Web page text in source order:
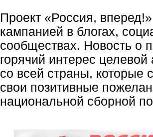
Проект «Россия,
кампанией в блогах,
сообществах. Новость о
горячий интерес
со всей страны, которые
свои позитивные
национальной сборной